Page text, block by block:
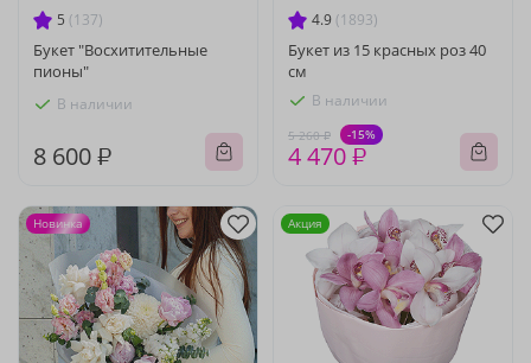
5 (137)
Букет "Восхитительные
пионы"
В наличии
8 600 ₽
4.9 (1893)
Букет из 15 красных роз 40
см
В наличии
5 260 ₽ -15%
4 470 ₽
Новинка Акция